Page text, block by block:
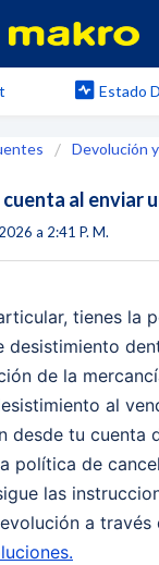
Estado
Devolución
al enviar
a 2:41 P. M.
tienes la
desistimiento
de la
al
desde tu cuenta
política de
las
a través